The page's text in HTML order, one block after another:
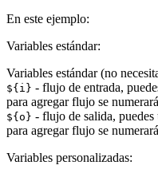
En este ejemplo:
Variables estándar:
Variables estándar (no
${i} - flujo de entrada,
para agregar flujo se
${o} - flujo de salida, puedes
para agregar flujo se
Variables personalizadas: